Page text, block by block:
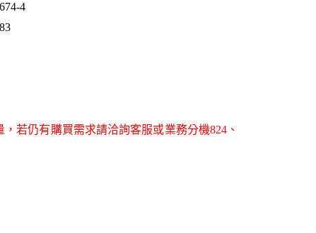
4
若仍有購買需求請洽詢客服或業務分機824、